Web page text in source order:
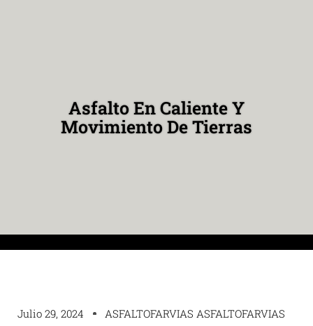
Asfalto En Caliente Y
Movimiento De Tierras
Julio 29, 2024 ASFALTOFARVIAS ASFALTOFARVIAS